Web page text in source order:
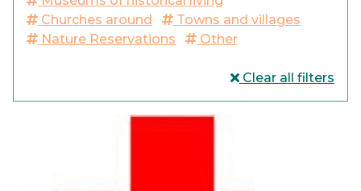
Churches around
Towns and villages
Nature Reservations
Other
Clear all filters